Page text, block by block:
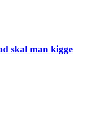
skal man kigge